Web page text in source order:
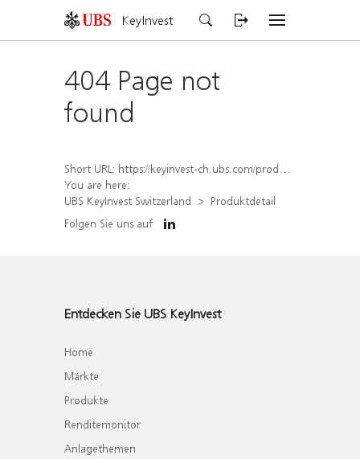
KeyInvest
404 Page not
found
Short URL: https://keyinvest-ch.ubs.com/produkt/detail/index/isin/CH1562157607
You are here:
UBS KeyInvest Switzerland
Produktdetail
Folgen Sie uns auf
Entdecken Sie UBS KeyInvest
Home
Märkte
Produkte
Renditemonitor
Anlagethemen